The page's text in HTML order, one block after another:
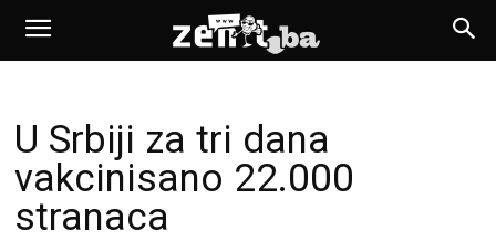
U Srbiji za tri dana
vakcinisano 22.000
stranaca